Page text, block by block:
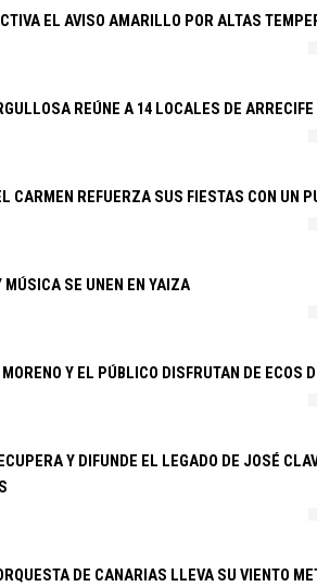
EL AVISO AMARILLO POR ALTAS
REÚNE A 14 LOCALES DE ARRECIFE
CARMEN REFUERZA SUS FIESTAS CON UN
MÚSICA SE UNEN EN YAIZA
Y EL PÚBLICO DISFRUTAN DE ECOS
Y DIFUNDE EL LEGADO DE JOSÉ
DE CANARIAS LLEVA SU VIENTO